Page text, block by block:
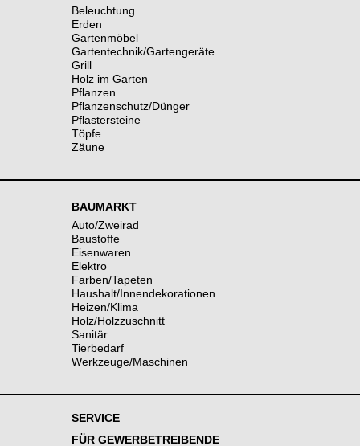
Beleuchtung
Erden
Gartenmöbel
Gartentechnik/Gartengeräte
Grill
Holz im Garten
Pflanzen
Pflanzenschutz/Dünger
Pflastersteine
Töpfe
Zäune
BAUMARKT
Auto/Zweirad
Baustoffe
Eisenwaren
Elektro
Farben/Tapeten
Haushalt/Innendekorationen
Heizen/Klima
Holz/Holzzuschnitt
Sanitär
Tierbedarf
Werkzeuge/Maschinen
SERVICE
FÜR GEWERBETREIBENDE